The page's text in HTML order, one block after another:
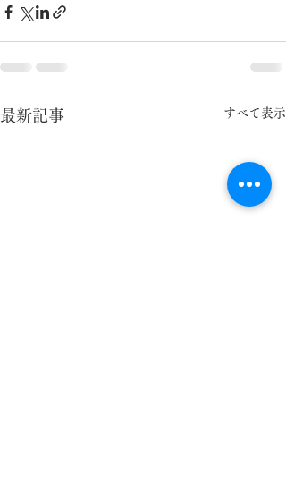
最新記事 すべて表示